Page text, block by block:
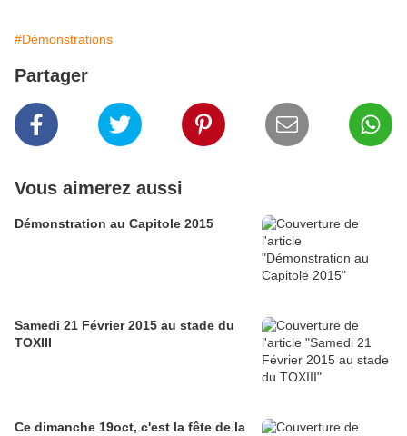
#Démonstrations
Partager
Vous aimerez aussi
Démonstration au Capitole 2015
Samedi 21 Février 2015 au stade du
TOXIII
Ce dimanche 19oct, c'est la fête de la